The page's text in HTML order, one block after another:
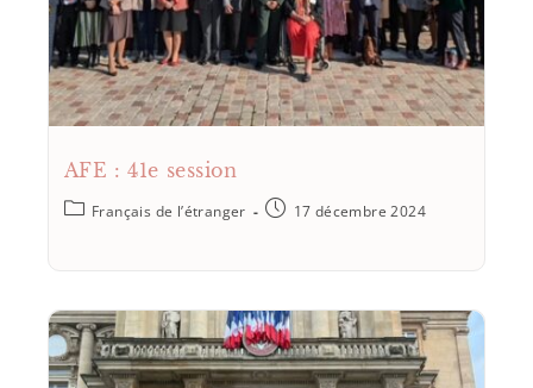
AFE : 41e session
Français de l’étranger 17 décembre 2024